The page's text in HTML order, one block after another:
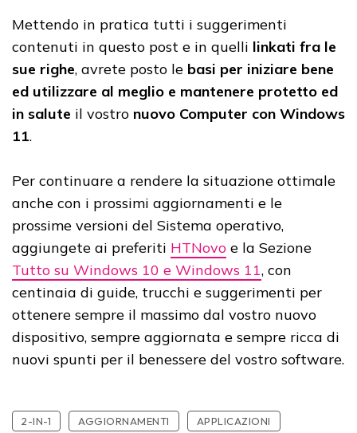
Mettendo in pratica tutti i suggerimenti
contenuti in questo post e in quelli linkati fra le
sue righe, avrete posto le basi per iniziare bene
ed utilizzare al meglio e mantenere protetto ed
in salute il vostro nuovo Computer con Windows
11.
Per continuare a rendere la situazione ottimale
anche con i prossimi aggiornamenti e le
prossime versioni del Sistema operativo,
aggiungete ai preferiti HTNovo e la Sezione
Tutto su Windows 10 e Windows 11, con
centinaia di guide, trucchi e suggerimenti per
ottenere sempre il massimo dal vostro nuovo
dispositivo, sempre aggiornata e sempre ricca di
nuovi spunti per il benessere del vostro software.
2-IN-1 AGGIORNAMENTI
APPLICAZIONI